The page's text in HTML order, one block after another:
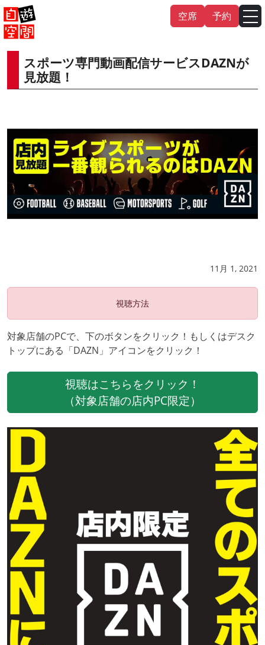
Skip
to
content
空席 予約
スポーツ専門動画配信サービスDAZNが
見放題！
11月 1, 2021
視聴方法
対象店舗のPCで、下のボタンをクリック！もしくはデスク
トップにある「DAZN」アイコンをクリック！
視聴はこちらをクリック！
（対象店舗の店内PC限定）
English 中文（繁體） 中文（简
）
日本語